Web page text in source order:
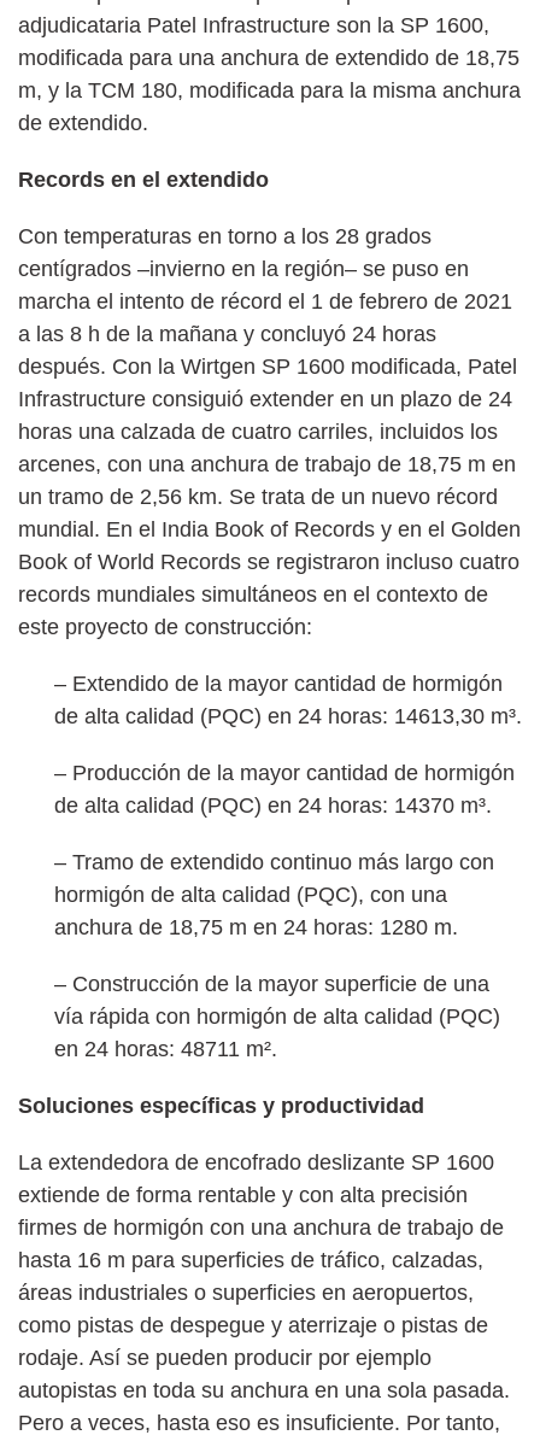
adjudicataria Patel Infrastructure son la SP 1600,
modificada para una anchura de extendido de 18,75
m, y la TCM 180, modificada para la misma anchura
de extendido.
Records en el extendido
Con temperaturas en torno a los 28 grados
centígrados –invierno en la región– se puso en
marcha el intento de récord el 1 de febrero de 2021
a las 8 h de la mañana y concluyó 24 horas
después. Con la Wirtgen SP 1600 modificada, Patel
Infrastructure consiguió extender en un plazo de 24
horas una calzada de cuatro carriles, incluidos los
arcenes, con una anchura de trabajo de 18,75 m en
un tramo de 2,56 km. Se trata de un nuevo récord
mundial. En el India Book of Records y en el Golden
Book of World Records se registraron incluso cuatro
records mundiales simultáneos en el contexto de
este proyecto de construcción:
– Extendido de la mayor cantidad de hormigón
de alta calidad (PQC) en 24 horas: 14613,30 m³.
– Producción de la mayor cantidad de hormigón
de alta calidad (PQC) en 24 horas: 14370 m³.
– Tramo de extendido continuo más largo con
hormigón de alta calidad (PQC), con una
anchura de 18,75 m en 24 horas: 1280 m.
– Construcción de la mayor superficie de una
vía rápida con hormigón de alta calidad (PQC)
en 24 horas: 48711 m².
Soluciones específicas y productividad
La extendedora de encofrado deslizante SP 1600
extiende de forma rentable y con alta precisión
firmes de hormigón con una anchura de trabajo de
hasta 16 m para superficies de tráfico, calzadas,
áreas industriales o superficies en aeropuertos,
como pistas de despegue y aterrizaje o pistas de
rodaje. Así se pueden producir por ejemplo
autopistas en toda su anchura en una sola pasada.
Pero a veces, hasta eso es insuficiente. Por tanto,